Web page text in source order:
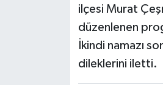
ilçesi Murat
düzenlenen
İkindi namazı
dileklerini iletti.